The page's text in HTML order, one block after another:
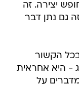
יצירה. זה
גם נתן דבר
הקשור
- היא אחראית
על